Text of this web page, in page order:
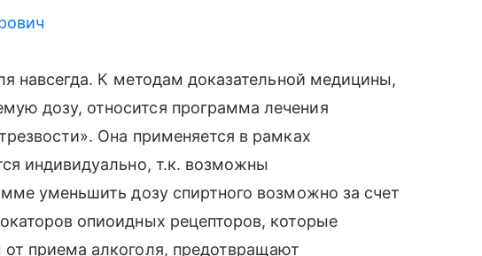
навсегда. К методам доказательной медицины,
дозу, относится программа лечения
Она применяется в рамках
индивидуально, т.к. возможны
уменьшить дозу спиртного возможно за счет
опиоидных рецепторов, которые
приема алкоголя, предотвращают